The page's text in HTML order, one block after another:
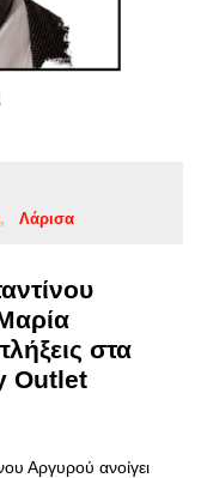
Λάρισα
στα
Outlet
Αργυρού ανοίγει